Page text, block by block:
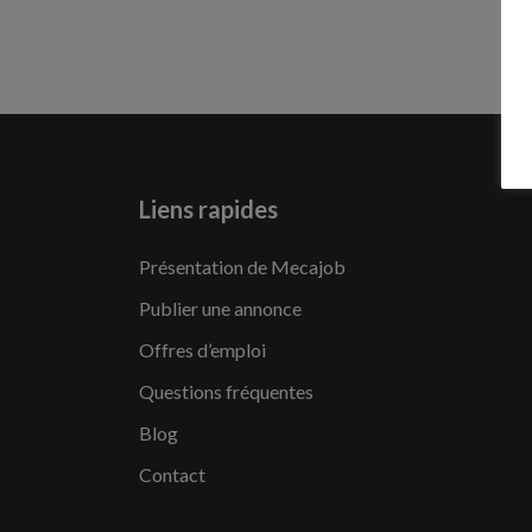
Liens rapides
Présentation de Mecajob
Publier une annonce
Offres d’emploi
Questions fréquentes
Blog
Contact